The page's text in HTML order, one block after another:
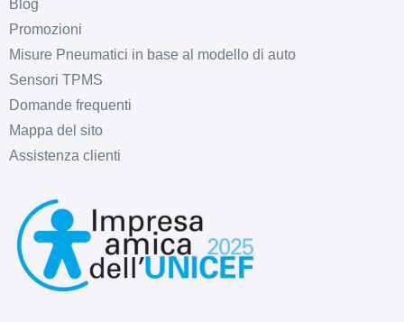
Blog
Promozioni
Misure Pneumatici in base al modello di auto
Sensori TPMS
Domande frequenti
Mappa del sito
Assistenza clienti